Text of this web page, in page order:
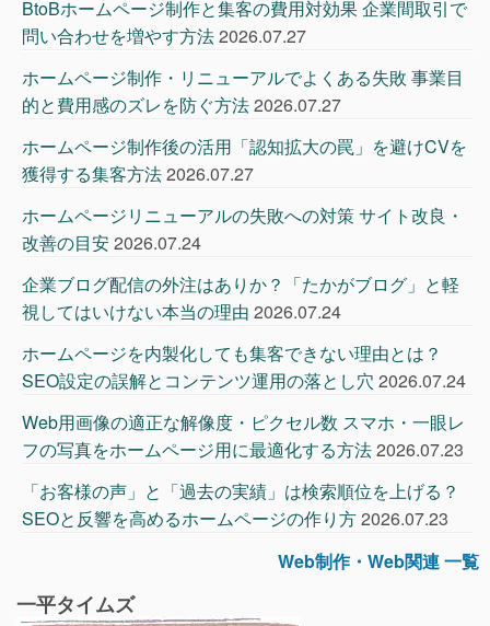
BtoBホームページ制作と集客の費用対効果 企業間取引で
問い合わせを増やす方法2026.07.27
ホームページ制作・リニューアルでよくある失敗 事業目
的と費用感のズレを防ぐ方法2026.07.27
ホームページ制作後の活用「認知拡大の罠」を避けCVを
獲得する集客方法2026.07.27
ホームページリニューアルの失敗への対策 サイト改良・
改善の目安2026.07.24
企業ブログ配信の外注はありか？「たかがブログ」と軽
視してはいけない本当の理由 2026.07.24
ホームページを内製化しても集客できない理由とは？
SEO設定の誤解とコンテンツ運用の落とし穴 2026.07.24
Web用画像の適正な解像度・ピクセル数 スマホ・一眼レ
フの写真をホームページ用に最適化する方法2026.07.23
「お客様の声」と「過去の実績」は検索順位を上げる？
SEOと反響を高めるホームページの作り方2026.07.23
Web制作・Web関連 一覧
一平タイムズ